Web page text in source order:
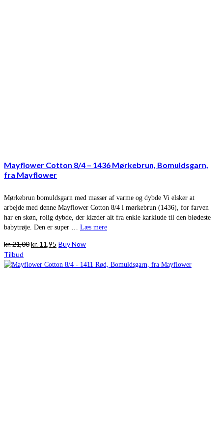
Mayflower Cotton 8/4 – 1436 Mørkebrun, Bomuldsgarn,
fra Mayflower
Mørkebrun bomuldsgarn med masser af varme og dybde Vi elsker at
arbejde med denne Mayflower Cotton 8/4 i mørkebrun (1436), for farven
har en skøn, rolig dybde, der klæder alt fra enkle karklude til den blødeste
babytrøje. Den er super … Læs mere
kr.21,00Den
pris
kr. 11,95 Den
pris
Buy Now
Tilbud